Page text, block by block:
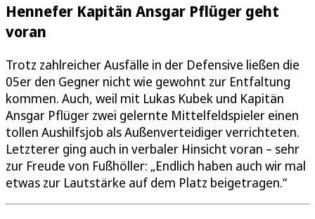
Hennefer Kapitän Ansgar Pflüger geht
voran
Trotz zahlreicher Ausfälle in der Defensive ließen die
05er den Gegner nicht wie gewohnt zur Entfaltung
kommen. Auch, weil mit Lukas Kubek und Kapitän
Ansgar Pflüger zwei gelernte Mittelfeldspieler einen
tollen Aushilfsjob als Außenverteidiger verrichteten.
Letzterer ging auch in verbaler Hinsicht voran – sehr
zur Freude von Fußhöller: „Endlich haben auch wir mal
etwas zur Lautstärke auf dem Platz beigetragen.“